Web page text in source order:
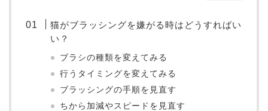
猫がブラッシングを嫌がる時はどうすればい
い？
ブラシの種類を変えてみる
行うタイミングを変えてみる
ブラッシングの手順を見直す
ちから加減やスピードを見直す